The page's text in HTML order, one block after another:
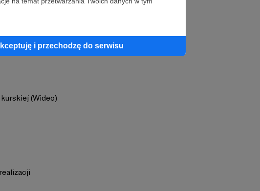
i przechodzę do serwisu
(Wideo)